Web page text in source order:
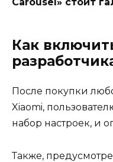
Carousel» стоит
Как
После покупки
Xiaomi,
набор настроек, и
Также,